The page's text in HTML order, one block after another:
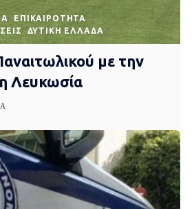
EΠΙΚΑΙΡΌΤΗΤΑ
ΔΥΤΙΚΉ ΕΛΛΆΔΑ
με την
Λευκωσία